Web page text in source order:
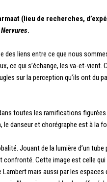
(lieu de recherches,
Nervures.
liens entre ce que nous
ce qui s’échange, les va-et-
sur la perception qu’ils ont du
toutes les ramifications
danseur et chorégraphe est à la
Jouant de la lumière d’un
Cette image est celle
mais aussi par les